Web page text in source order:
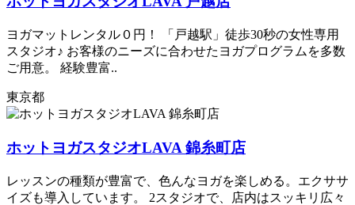
ヨガマットレンタル０円！ 「戸越駅」徒歩30秒の女性専用
スタジオ♪ お客様のニーズに合わせたヨガプログラムを多数
ご用意。 経験豊富..
東京都
ホットヨガスタジオLAVA 錦糸町店
レッスンの種類が豊富で、色んなヨガを楽しめる。エクササ
イズも導入しています。 2スタジオで、店内はスッキリ広々